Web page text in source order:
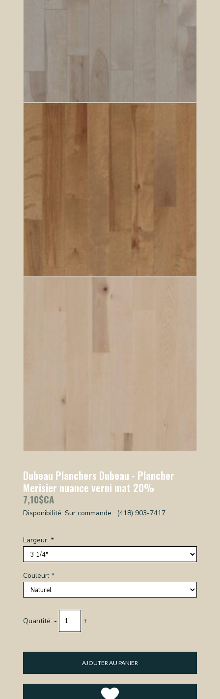
Dubeau Planchers Dubeau - Plancher
Merisier nuance verni mat 20%
7,10$CA
Disponibilité: Sur commande : (418) 903-7417
Largeur: *
Couleur: *
Quantité: - +
AJOUTER AU PANIER